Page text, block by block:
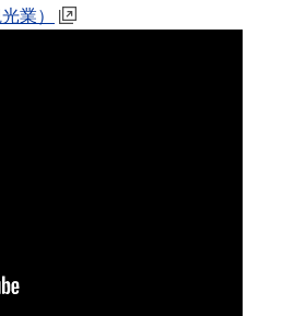
業）